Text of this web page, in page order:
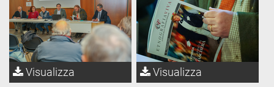
Visualizza Visualizza